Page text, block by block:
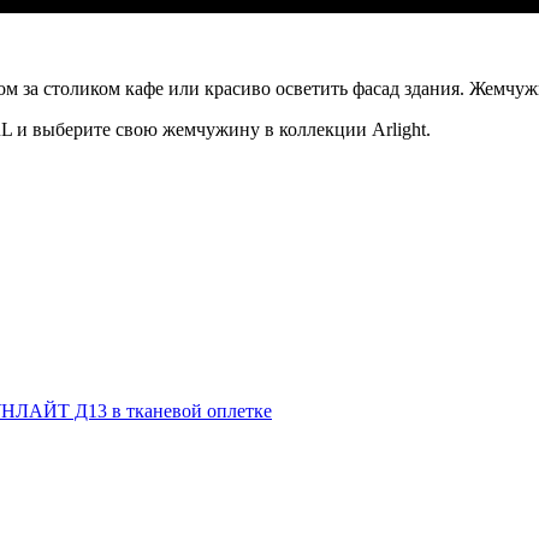
столиком кафе или красиво осветить фасад здания.
и выберите свою жемчужину в коллекции Arlight.
Д13 в тканевой оплетке